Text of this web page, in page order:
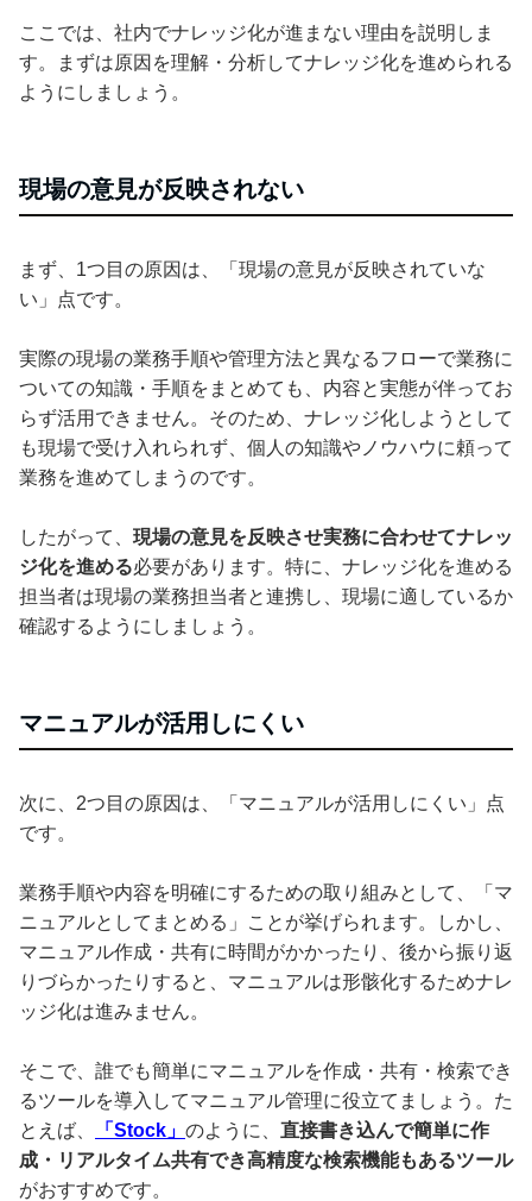
ここでは、社内でナレッジ化が進まない理由を説明しま
す。まずは原因を理解・分析してナレッジ化を進められる
ようにしましょう。
現場の意見が反映されない
まず、1つ目の原因は、「現場の意見が反映されていな
い」点です。
実際の現場の業務手順や管理方法と異なるフローで業務に
ついての知識・手順をまとめても、内容と実態が伴ってお
らず活用できません。そのため、ナレッジ化しようとして
も現場で受け入れられず、個人の知識やノウハウに頼って
業務を進めてしまうのです。
したがって、 現場の意見を反映させ実務に合わせてナレッ
ジ化を進める必要があります。特に、ナレッジ化を進める
担当者は現場の業務担当者と連携し、現場に適しているか
確認するようにしましょう。
マニュアルが活用しにくい
次に、2つ目の原因は、「マニュアルが活用しにくい」点
です。
業務手順や内容を明確にするための取り組みとして、「マ
ニュアルとしてまとめる」ことが挙げられます。しかし、
マニュアル作成・共有に時間がかかったり、後から振り返
りづらかったりすると、マニュアルは形骸化するためナレ
ッジ化は進みません。
そこで、誰でも簡単にマニュアルを作成・共有・検索でき
るツールを導入してマニュアル管理に役立てましょう。た
とえば、
「Stock」 のように、 直接書き込んで簡単に作
成・リアルタイム共有でき高精度な検索機能もあるツール
がおすすめです。